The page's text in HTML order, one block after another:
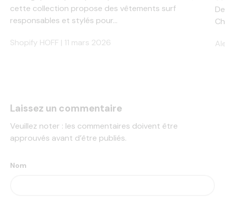
cette collection propose des vêtements surf
responsables et stylés pour...
Shopify HOFF | 11 mars 2026
Laissez un commentaire
Veuillez noter : les commentaires doivent être
approuvés avant d’être publiés.
Nom